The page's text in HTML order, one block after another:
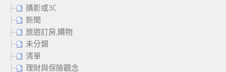
攝影或3C
新聞
旅遊訂房,購物
未分類
清單
理財與保險觀念